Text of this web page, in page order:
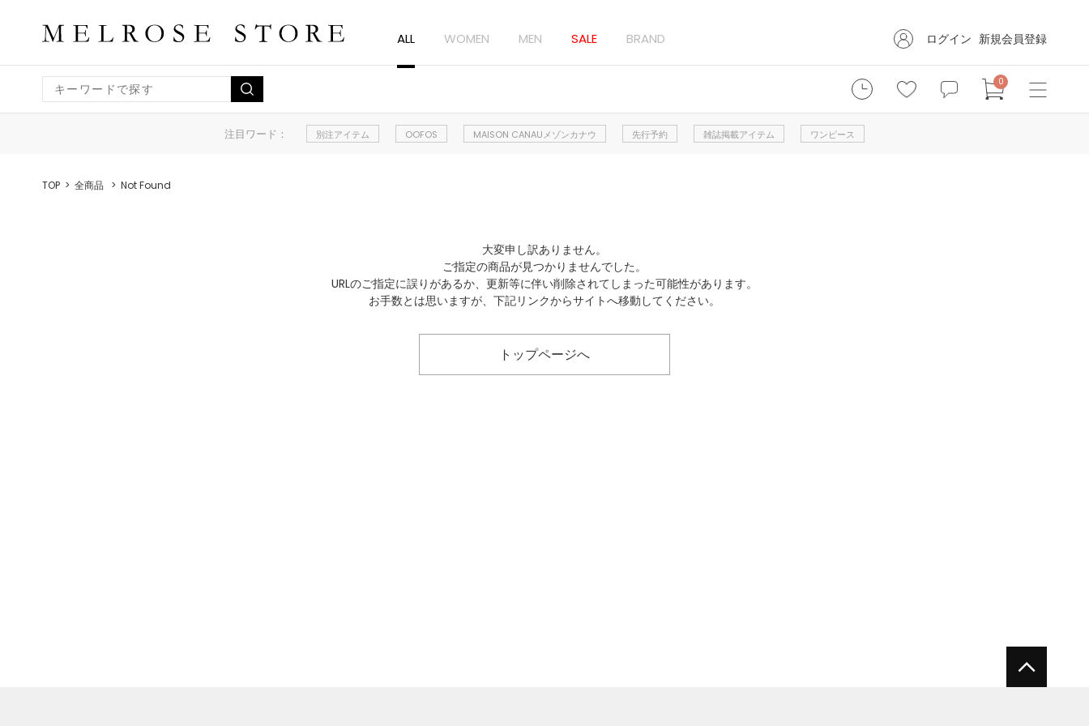
ALL WOMEN MEN SALE BRAND ログイン 新規会員登録
0
注目ワード： 別注アイテム OOFOS MAISON CANAUメゾンカナウ 先行予約 雑誌掲載アイテム ワンピース
TOP 全商品 Not Found
大変申し訳ありません。
ご指定の商品が見つかりませんでした。
URLのご指定に誤りがあるか、更新等に伴い削除されてしまった可能性があります。
お手数とは思いますが、下記リンクからサイトへ移動してください。
トップページへ